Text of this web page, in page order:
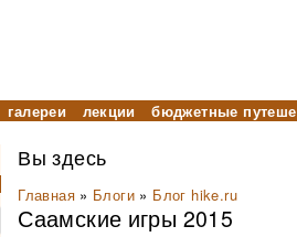
галереи лекции бюджетные
Вы здесь
Главная» Блоги » Блог hike.ru
Саамские игры 2015